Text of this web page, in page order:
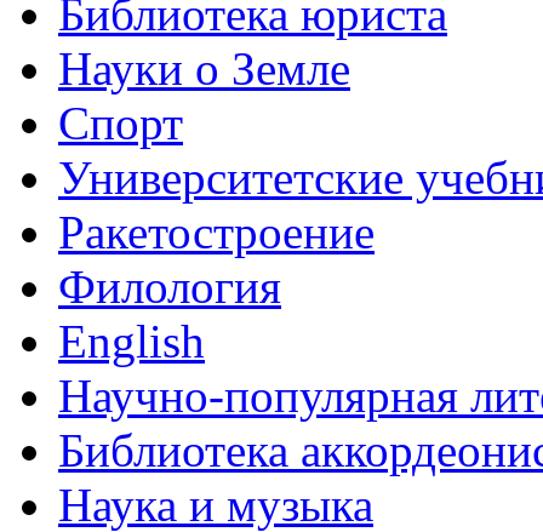
Библиотека юриста
Науки о Земле
Спорт
Университетские
Ракетостроение
Филология
English
Научно-популярная
Библиотека
Наука и музыка